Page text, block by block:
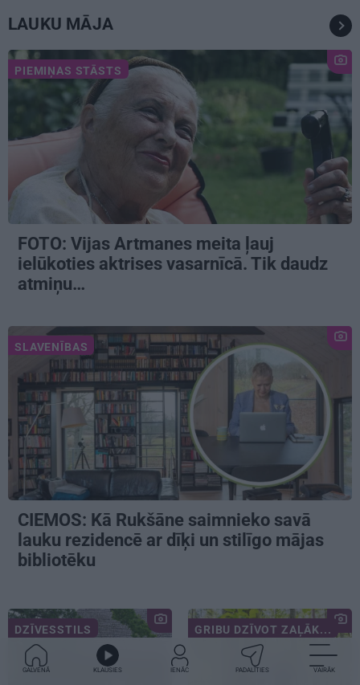
LAUKU MĀJA
PIEMIŅAS STĀSTS
FOTO: Vijas Artmanes meita ļauj
ielūkoties aktrises vasarnīcā. Tik daudz
atmiņu…
SLAVENĪBAS
CIEMOS: Kā Rukšāne saimnieko savā
lauku rezidencē ar dīķi un stilīgo mājas
bibliotēku
DZĪVESSTILS GRIBU DZĪVOT ZAĻĀK...
GALVENĀ KLAUSIES IENĀC PADALĪTIES VAIRĀK